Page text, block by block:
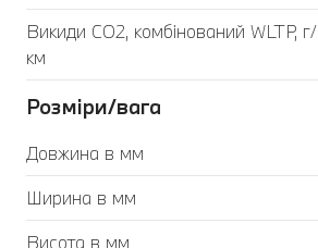
Викиди CO2, комбінований WLTP, г/
км
Розміри/вага
Довжина в мм
Ширина в мм
Висота в мм